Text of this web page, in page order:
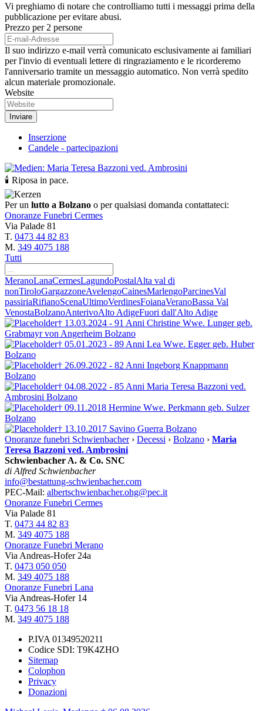
Vi preghiamo di notare che controlliamo tutti i messaggi prima della
pubblicazione per evitare abusi.
Prezzo per 2 persone
Il suo indirizzo e-mail verrà comunicato esclusivamente ai familiari
per l'invio di eventuali lettere di ringraziamento e le ricorderemo
l'anniversario tramite un messaggio automatico. Non verrà spedito
alcun materiale promozionale.
Website
Inserzione
Candele - partecipazioni
🕯 Riposa in pace.
Per un lutto a Bolzano o per qualsiasi domanda contattateci:
Onoranze Funebri Cermes
Via Palade 81
T. 0473 44 82 83
M. 349 4075 188
Tutti
MeranoLanaCermesLagundoPostalAlta val di
nonTiroloGargazzoneAvelengoCainesMarlengoParcinesVal
passiriaRifianoScenaUltimoVerdinesFoianaVeranoBassa Val
VenostaBolzanoAnterivoAlto AdigeFuori dall'Alto Adige
† 13.03.2024 - 91 Anni Christine Wwe. Lunger geb.
Grabmayr von Angerheim Bolzano
† 05.01.2023 - 89 Anni Lea Wwe. Egger geb. Huber
Bolzano
† 26.09.2022 - 82 Anni Ingeborg Knappmann
Bolzano
† 04.08.2022 - 85 Anni Maria Teresa Bazzoni ved.
Ambrosini Bolzano
† 09.11.2018 Hermine Wwe. Perkmann geb. Sulzer
Bolzano
† 13.10.2017 Savino Guerra Bolzano
Onoranze funebri Schwienbacher› Decessi › Bolzano › Maria
Teresa Bazzoni ved. Ambrosini
Schwienbacher A. & Co. SNC
di Alfred Schwienbacher
info@bestattung-schwienbacher.com
PEC-Mail: albertschwienbacher.ohg@pec.it
Onoranze Funebri Cermes
Via Palade 81
T. 0473 44 82 83
M. 349 4075 188
Onoranze Funebri Merano
Via Andreas-Hofer 24a
T. 0473 050 050
M. 349 4075 188
Onoranze Funebri Lana
Via Andreas-Hofer 14
T. 0473 56 18 18
M. 349 4075 188
P.IVA 01349520211
Codice SDI: T9K4ZHO
Sitemap
Colophon
Privacy
Donazioni